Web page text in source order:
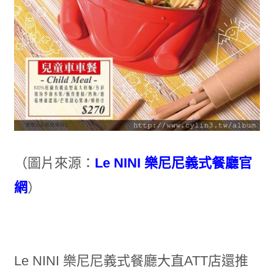
（圖片來源： Le NINI 樂尼尼義式餐廳官
網）
Le NINI 樂尼尼義式餐廳大直ATT店還推